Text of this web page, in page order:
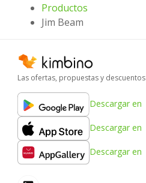
Productos
Jim Beam
Las ofertas, propuestas y descuentos
Descargar en
Descargar en
Descargar en